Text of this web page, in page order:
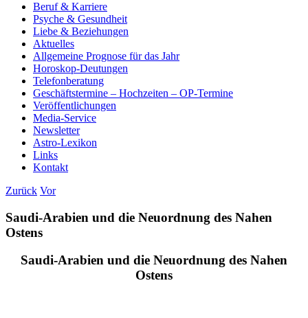
Beruf & Karriere
Psyche & Gesundheit
Liebe & Beziehungen
Aktuelles
Allgemeine Prognose für das Jahr
Horoskop-Deutungen
Telefonberatung
Geschäftstermine – Hochzeiten – OP-Termine
Veröffentlichungen
Media-Service
Newsletter
Astro-Lexikon
Links
Kontakt
Zurück Vor
Saudi-Arabien und die Neuordnung des Nahen
Ostens
Saudi-Arabien und die Neuordnung des Nahen
Ostens